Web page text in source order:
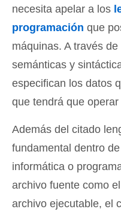
necesita apelar a los
programación que
máquinas. A través
semánticas y
especifican los datos
que tendrá que
Además del citado
fundamental dentro
informática o
archivo fuente como
archivo ejecutable, el